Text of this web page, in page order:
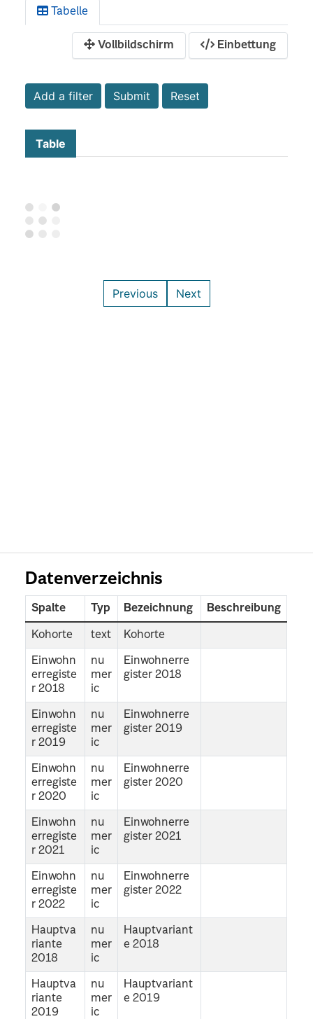
Tabelle
Vollbildschirm Einbettung
Datenverzeichnis
Spalte Typ Bezeichnung Beschreibung
Kohorte text Kohorte
Einwohn
erregiste
r 2018
nu
mer
ic
Einwohnerre
gister 2018
Einwohn
erregiste
r 2019
nu
mer
ic
Einwohnerre
gister 2019
Einwohn
erregiste
r 2020
nu
mer
ic
Einwohnerre
gister 2020
Einwohn
erregiste
r 2021
nu
mer
ic
Einwohnerre
gister 2021
Einwohn
erregiste
r 2022
nu
mer
ic
Einwohnerre
gister 2022
Hauptva
riante
2018
nu
mer
ic
Hauptvariant
e 2018
Hauptva
riante
2019
nu
mer
ic
Hauptvariant
e 2019